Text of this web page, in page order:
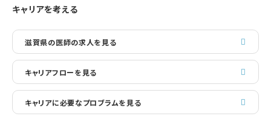
キャリアを考える
滋賀県の医師の求人を見る
キャリアフローを見る
キャリアに必要なプロブラムを見る